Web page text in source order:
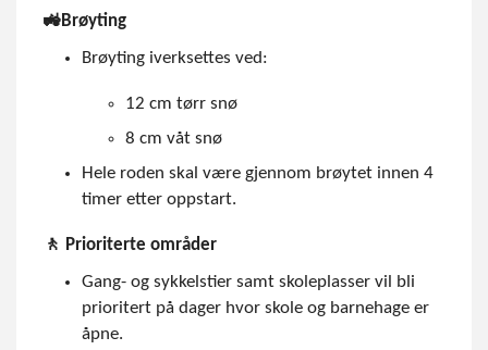
🚜Brøyting
Brøyting iverksettes ved:
12 cm tørr snø
8 cm våt snø
Hele roden skal være gjennom brøytet innen 4
timer etter oppstart.
🚶 Prioriterte områder
Gang- og sykkelstier samt skoleplasser vil bli
prioritert på dager hvor skole og barnehage er
åpne.